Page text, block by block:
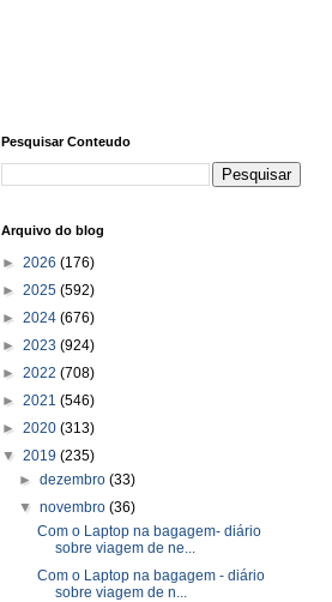
Pesquisar Conteudo
Arquivo do blog
► 2026 (176)
► 2025 (592)
► 2024 (676)
► 2023 (924)
► 2022 (708)
► 2021 (546)
► 2020 (313)
▼ 2019 (235)
►dezembro(33)
▼novembro(36)
Com o Laptop na bagagem- diário
sobre viagem de ne...
Com o Laptop na bagagem - diário
sobre viagem de n...